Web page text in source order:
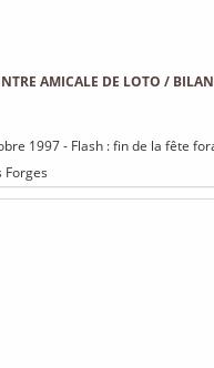
AMICALE DE LOTO /
1997 - Flash : fin de la fête
Forges